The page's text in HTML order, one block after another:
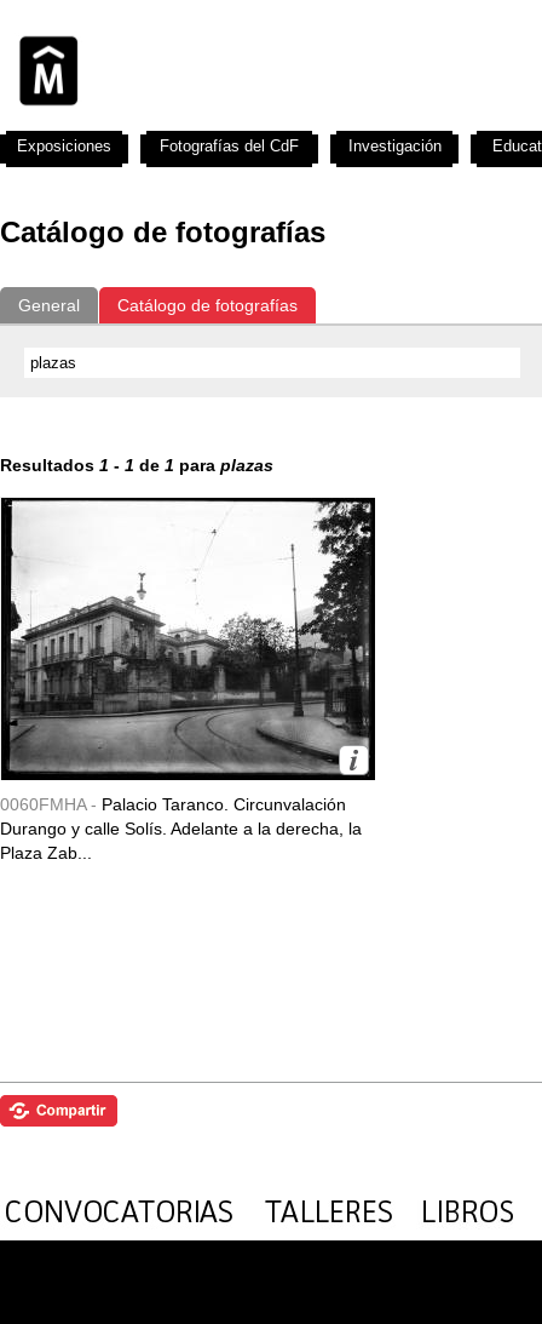
Catálogo de fotografías
General Catálogo de fotografías
Resultados 1 - 1 de 1 para plazas
0060FMHA - Palacio Taranco. Circunvalación
Durango y calle Solís. Adelante a la derecha, la
Plaza Zab...
Exposiciones Fotografías del CdF Investigación